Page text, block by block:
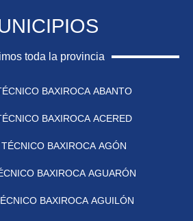
toda la provincia
BAXIROCA ABANTO
BAXIROCA ACERED
BAXIROCA AGÓN
BAXIROCA AGUARÓN
BAXIROCA AGUILÓN